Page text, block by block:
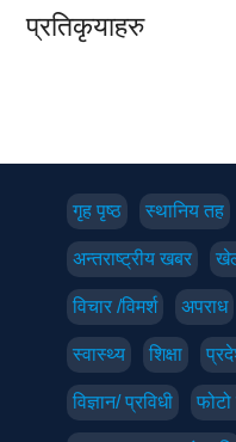
प्रतिकृयाहरु
गृह पृष्‍ठ स्थानिय तह
अन्तराष्ट्रीय खबर
विचार /विमर्श अपराध
स्वास्थ्य शिक्षा
विज्ञान/ प्रविधी